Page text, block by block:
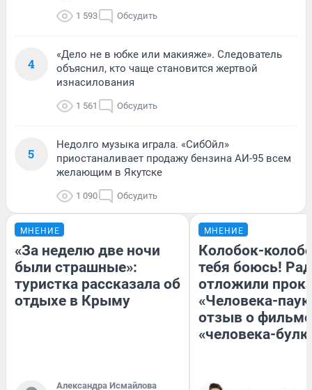
1 593 Обсудить
4
«Дело не в юбке или макияже». Следователь
объяснил, кто чаще становится жертвой
изнасилования
1 561 Обсудить
5
Недолго музыка играла. «СибОйл»
приостаналивает продажу бензина АИ-95 всем
желающим в Якутске
1 090 Обсудить
МНЕНИЕ
«За неделю две ночи
были страшные»:
туристка рассказала об
отдыхе в Крыму
Александра Исмайлова
МНЕНИЕ
Колобок-
тебя боюсь!
отложили
«Человека-
отзыв о
«человека-